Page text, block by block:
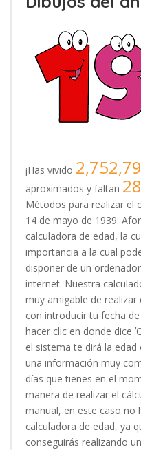
¡Has vivido
aproximados y faltan
Métodos para realizar el
14 de mayo de 1939:
calculadora de edad, la
importancia a la cual
disponer de un
internet. Nuestra
muy amigable de
con introducir tu fecha
hacer clic en donde dice
el sistema te dirá la
una información muy
días que tienes en el
manera de realizar el
manual, en este caso no
calculadora de edad, ya
conseguirás realizando